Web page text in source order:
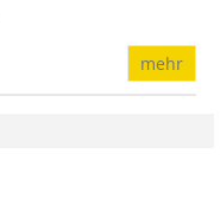
mehr